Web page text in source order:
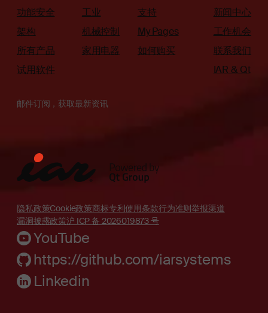
功能安全
架构
所有产品
试用软件
工业
机械控制
家用电器
支持
My Pages
如何购买
新闻中心
工作机会
联系我们
IAR & Qt
邮件订阅，获取最新资讯
隐私政策Cookie政策商标专利使用条款行为准则举报渠道
漏洞披露政策沪 ICP 备 2026019873 号
YouTube
https://github.com/iarsystems
Linkedin